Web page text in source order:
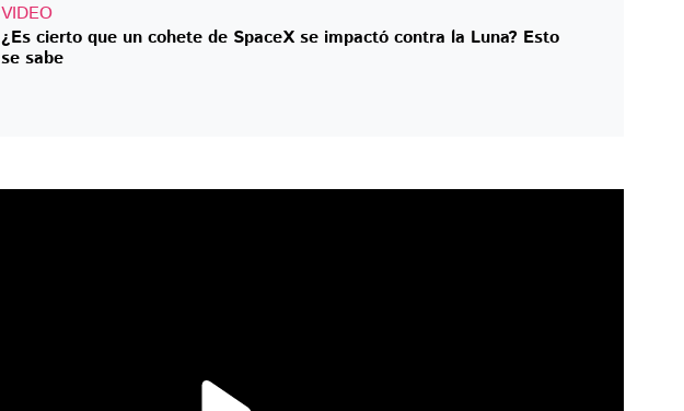
VIDEO
¿Es cierto que un cohete de SpaceX se impactó contra la Luna? Esto
se sabe